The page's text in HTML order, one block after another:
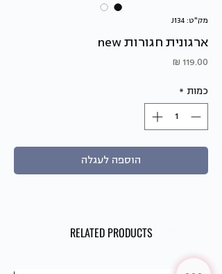
מק"ט: J134
ארגונית חגורות new
כמות *
הוספה לעגלה
מוצרים דומיםRELATED PRODUCTS